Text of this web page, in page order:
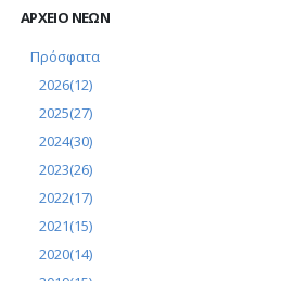
ΑΡΧΕΙΟ ΝΕΩΝ
Πρόσφατα
2026(12)
2025(27)
2024(30)
2023(26)
2022(17)
2021(15)
2020(14)